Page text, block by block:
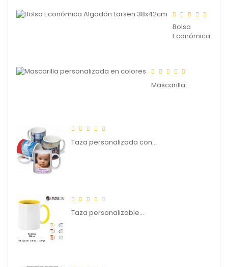
Bolsa
Económica...
Mascarilla...
Taza personalizada con...
Taza personalizable...